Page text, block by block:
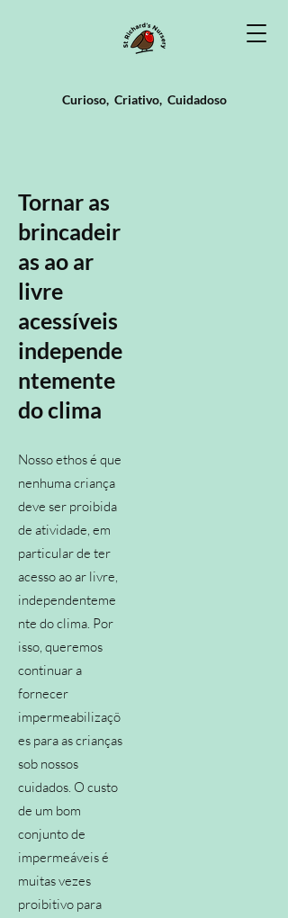
Curioso, Criativo, Cuidadoso
Tornar as
brincadeir
as ao ar
livre
acessíveis
independe
ntemente
do clima
Nosso ethos é que
nenhuma criança
deve ser proibida
de atividade, em
particular de ter
acesso ao ar livre,
independenteme
nte do clima. Por
isso, queremos
continuar a
fornecer
impermeabilizaçõ
es para as crianças
sob nossos
cuidados. O custo
de um bom
conjunto de
impermeáveis é
muitas vezes
proibitivo para